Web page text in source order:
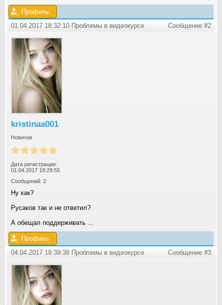
Профиль
01.04.2017 18:32:10 Проблемы в видеокурсе
Сообщение #2
kristinaa001
Новичок
Дата регистрации:
01.04.2017 18:29:55
Сообщений: 2
Ну как?
Русаков так и не ответил?
А обещал поддерживать ...
Профиль
04.04.2017 19:39:38 Проблемы в видеокурсе
Сообщение #3